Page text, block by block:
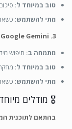
טוב במיוחד ל:
מתי להשתמש:
3. Google Gemini
מתמחה ב: חיפוש
טוב במיוחד ל:
מתי להשתמש:
🎖️ מודלים
בהתאם לתוכנית